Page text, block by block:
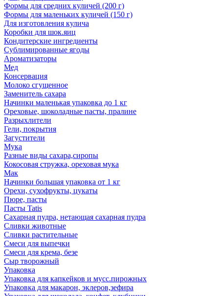
Формы для средних куличей (200 г)
Формы для маленьких куличей (150 г)
Для изготовления кулича
Коробки для шок.яиц
Кондитерские ингредиенты
Сублимированные ягоды
Ароматизаторы
Мед
Консервация
Молоко сгущенное
Заменитель сахара
Начинки маленькая упаковка до 1 кг
Ореховые, шоколадные пасты, пралине
Разрыхлители
Гели, покрытия
Загустители
Мука
Разные виды сахара,сиропы
Кокосовая стружка, ореховая мука
Мак
Начинки большая упаковка от 1 кг
Орехи, сухофрукты, цукаты
Пюре, пасты
Пасты Tatis
Сахарная пудра, нетающая сахарная пудра
Сливки животные
Сливки растительные
Смеси для выпечки
Смеси для крема, безе
Сыр творожный
Упаковка
Упаковка для капкейков и мусс.пирожных
Упаковка для макарон, эклеров,зефира